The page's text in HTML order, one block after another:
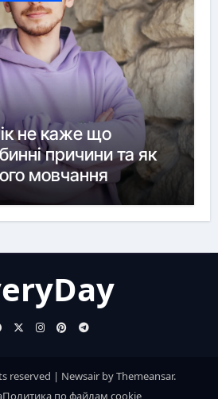
не каже що
причини та як
мовчання
reserved | NewsairbyThemeansar.
Политика по файлам cookie